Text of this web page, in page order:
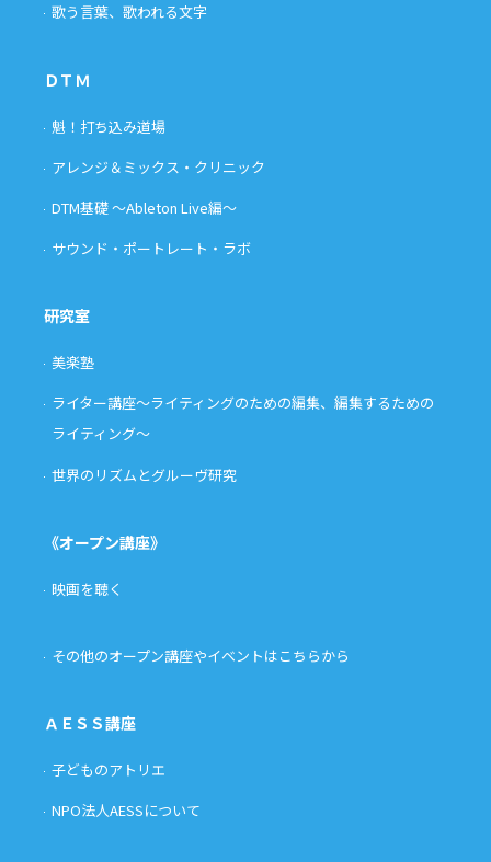
歌う言葉、歌われる文字
ＤＴＭ
魁！打ち込み道場
アレンジ＆ミックス・クリニック
DTM基礎 〜Ableton Live編〜
サウンド・ポートレート・ラボ
研究室
美楽塾
ライター講座〜ライティングのための編集、編集するための
ライティング〜
世界のリズムとグルーヴ研究
《オープン講座》
映画を聴く
その他のオープン講座やイベントはこちらから
ＡＥＳＳ講座
子どものアトリエ
NPO法人AESSについて